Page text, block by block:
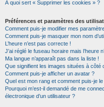
À quoi sert « Supprimer les cookies » ?
Préférences et paramètres des
Comment puis-je modifier mes
Comment puis-je masquer mon nom
L’heure n’est pas correcte !
J’ai réglé le fuseau horaire mais l’heure
Ma langue n’apparaît pas dans la liste !
Que signifient les images situées à côté
Comment puis-je afficher un avatar ?
Quel est mon rang et comment puis-je
Pourquoi m’est-il demandé de me
électronique d’un utilisateur ?